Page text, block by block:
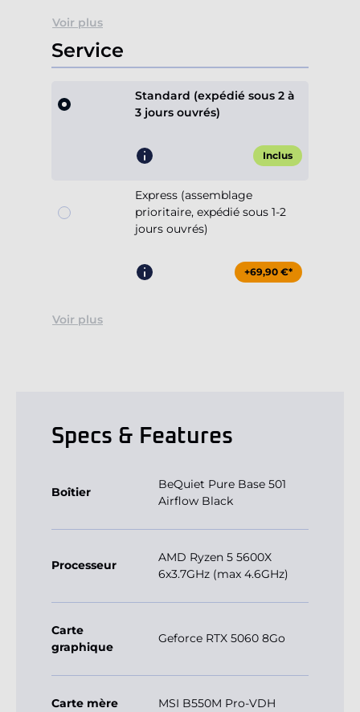
Voir plus
Service
Standard (expédié sous 2 à
3 jours ouvrés)
Inclus
Express (assemblage
prioritaire, expédié sous 1-2
jours ouvrés)
+69,90 €*
Voir plus
Specs & Features
Boîtier
BeQuiet Pure Base 501
Airflow Black
Processeur
AMD Ryzen 5 5600X
6x3.7GHz (max 4.6GHz)
Carte
graphique
Geforce RTX 5060 8Go
Carte mère MSI B550M Pro-VDH